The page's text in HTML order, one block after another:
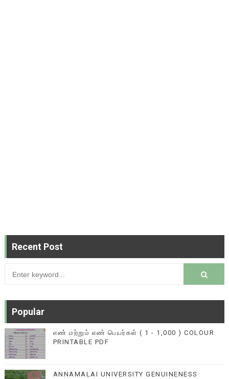
Recent Post
Popular
எண் மற்றும் எண் பெயர்கள் ( 1 - 1,000 ) COLOUR
PRINTABLE PDF
ANNAMALAI UNIVERSITY GENUINENESS